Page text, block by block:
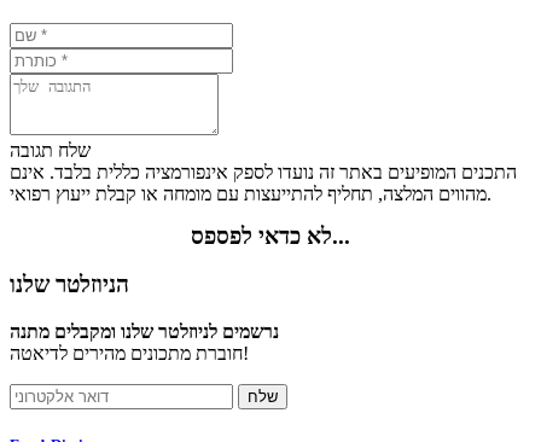
שלח תגובה
התכנים המופיעים באתר זה נועדו לספק אינפורמציה כללית בלבד. אינם
מהווים המלצה, תחליף להתייעצות עם מומחה או קבלת ייעוץ רפואי.
לא כדאי לפספס...
הניוזלטר שלנו
נרשמים לניוזלטר שלנו ומקבלים מתנה
חוברת מתכונים מהירים לדיאטה!